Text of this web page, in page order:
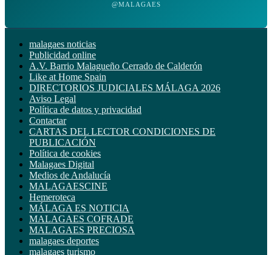
@MALAGAES
malagaes noticias
Publicidad online
A.V. Barrio Malagueño Cerrado de Calderón
Like at Home Spain
DIRECTORIOS JUDICIALES MÁLAGA 2026
Aviso Legal
Política de datos y privacidad
Contactar
CARTAS DEL LECTOR CONDICIONES DE
PUBLICACIÓN
Política de cookies
Malagaes Digital
Medios de Andalucía
MALAGAESCINE
Hemeroteca
MÁLAGA ES NOTICIA
MALAGAES COFRADE
MALAGAES PRECIOSA
malagaes deportes
malagaes turismo